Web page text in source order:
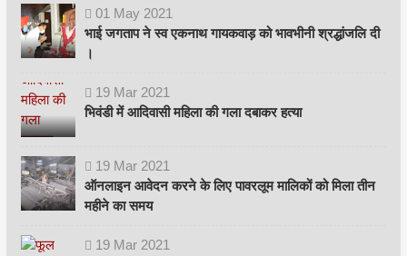
01 May 2021
भाई जगताप ने स्व एकनाथ गायकवाड़ को भावभीनी श्रद्धांजलि दी
।
19 Mar 2021
भिवंडी में आदिवासी महिला की गला दबाकर हत्या
19 Mar 2021
ऑनलाइन आवेदन करने के लिए पावरलूम मालिकों को मिला तीन
महीने का समय
19 Mar 2021